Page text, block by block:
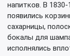
напитков. В 1830-
появились
сахарницы,
бокалы для
исполнялись